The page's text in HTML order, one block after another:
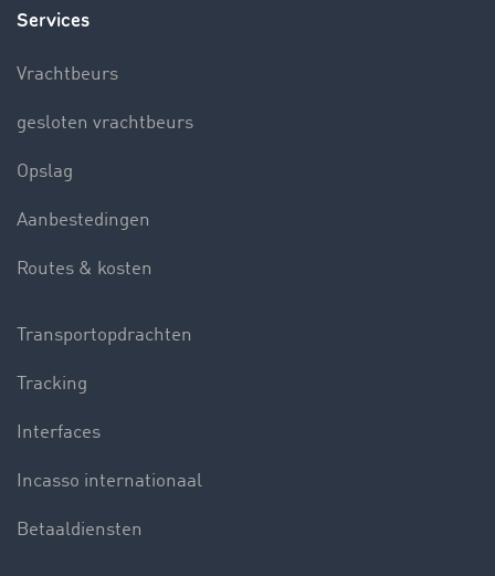
Services
Vrachtbeurs
gesloten vrachtbeurs
Opslag
Aanbestedingen
Routes & kosten
Transportopdrachten
Tracking
Interfaces
Incasso internationaal
Betaaldiensten